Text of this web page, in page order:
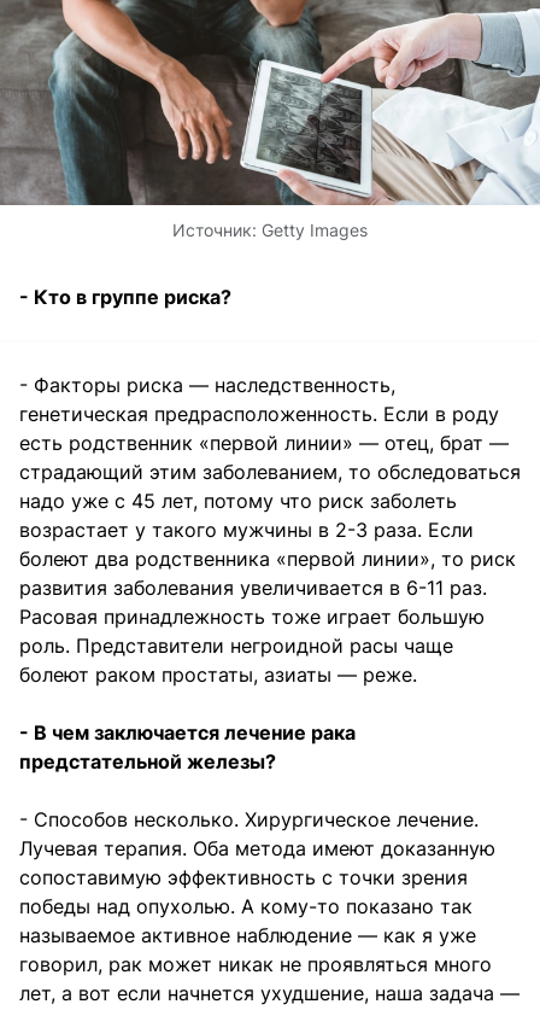
Источник: Getty Images
- Кто в группе риска?
- Факторы риска — наследственность,
генетическая предрасположенность. Если в роду
есть родственник «первой линии» — отец, брат —
страдающий этим заболеванием, то обследоваться
надо уже с 45 лет, потому что риск заболеть
возрастает у такого мужчины в 2-3 раза. Если
болеют два родственника «первой линии», то риск
развития заболевания увеличивается в 6-11 раз.
Расовая принадлежность тоже играет большую
роль. Представители негроидной расы чаще
болеют раком простаты, азиаты — реже.
- В чем заключается лечение рака
предстательной железы?
- Способов несколько. Хирургическое лечение.
Лучевая терапия. Оба метода имеют доказанную
сопоставимую эффективность с точки зрения
победы над опухолью. А кому-то показано так
называемое активное наблюдение — как я уже
говорил, рак может никак не проявляться много
лет, а вот если начнется ухудшение, наша задача —